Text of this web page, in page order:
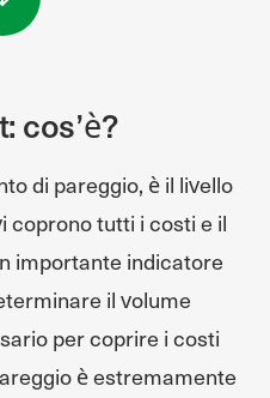
cos’è?
di pareggio, è il livello
coprono tutti i costi e il
importante indicatore
il volume
per coprire i costi
è estremamente